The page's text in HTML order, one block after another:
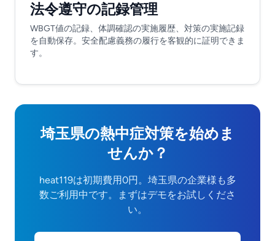
法令遵守の記録管理
WBGT値の記録、体調確認の実施履歴、対策の実施記録
を自動保存。安全配慮義務の履行を客観的に証明できま
す。
埼玉県の熱中症対策を始めま
せんか？
heat119は初期費用0円。埼玉県の企業様も多
数ご利用中です。まずはデモをお試しくださ
い。